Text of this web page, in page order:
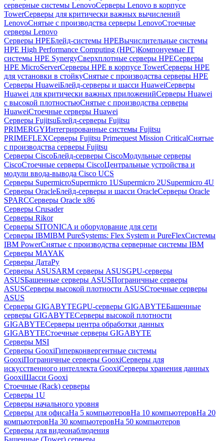
серверные системы LenovoСерверы Lenovo в корпусе
TowerСерверы для критически важных вычислений
LenovoСнятые с производства серверы LenovoСтоечные
серверы Lenovo
Серверы HPEБлейд-системы HPEВычислительные системы
HPE High Performance Computing (HPC)Компонуемые IT
системы HPE SynergyСверхплотные серверы HPEСерверы
HPE MicroServerСерверы HPE в корпусе TowerСерверы HPE
для установки в стойкуСнятые с производства серверы HPE
Серверы HuaweiБлейд-серверы и шасси HuaweiСерверы
Huawei для критически важных приложенийСерверы Huawei
с высокой плотностьюСнятые с производства серверы
HuaweiСтоечные серверы Huawei
Серверы FujitsuБлейд-серверы Fujitsu
PRIMERGYИнтегрированные системы Fujitsu
PRIMEFLEXСерверы Fujitsu Primequest Mission CriticalСнятые
с производства серверы Fujitsu
Серверы CiscoБлейд-серверы CiscoМодульные серверы
CiscoСтоечные серверы CiscoЦентральные устройства и
модули ввода-вывода Cisco UCS
Серверы SupermicroSupermicro 1USupermicro 2USupermicro 4U
Серверы OracleБлейд-серверы и шасси OracleСерверы Oracle
SPARCСерверы Oracle x86
Серверы Crusader
Серверы Rikor
Серверы SITONICA и оборудование для сети
Серверы IBMIBM PureSystems: Flex System и PureFlexСистемы
IBM PowerСнятые с производства серверные системы IBM
Серверы MAYAK
Серверы ДатаРу
Серверы ASUSARM серверы ASUSGPU-серверы
ASUSБашенные серверы ASUSПограничные серверы
ASUSСерверы высокой плотности ASUSСтоечные серверы
ASUS
Серверы GIGABYTEGPU-серверы GIGABYTEБашенные
серверы GIGABYTEСерверы высокой плотности
GIGABYTEСерверы центра обработки данных
GIGABYTEСтоечные серверы GIGABYTE
Серверы MSI
Серверы GooxiГиперконвергентные системы
GooxiПограничные серверы GooxiСерверы для
искусственного интеллекта GooxiСерверы хранения данных
GooxiШасси Gooxi
Стоечные (Rack) серверы
Серверы 1U
Серверы начального уровня
Серверы для офисаНа 5 компьютеровНа 10 компьютеровНа 20
компьютеровНа 30 компьютеровНа 50 компьютеров
Серверы для видеонаблюдения
Башенные (Tower) серверы